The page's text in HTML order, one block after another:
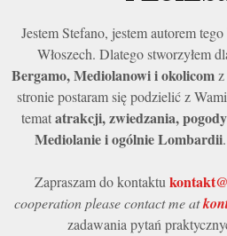
Jestem Stefano, jestem autorem
Włoszech. Dlatego stworzyłem
Bergamo, Mediolanowi i okolicomz
stronie postaram się podzielić z
tematatrakcji, zwiedzania,
Mediolanie i ogólnie Lombardii
Zapraszam do kontaktu
cooperation please contact me at
zadawania pytań